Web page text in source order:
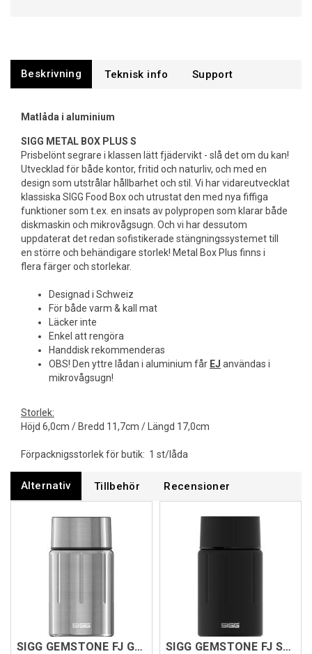
Beskrivning Support
Matlåda i aluminium
SIGG METAL BOX PLUS S
Prisbelönt segrare i klassen lätt fjädervikt - slå det om du kan!
Utvecklad för både kontor, fritid och naturliv, och med en
design som utstrålar hållbarhet och stil. Vi har vidareutvecklat
klassiska SIGG Food Box och utrustat den med nya fiffiga
funktioner som t.ex. en insats av polypropen som klarar både
diskmaskin och mikrovågsugn. Och vi har dessutom
uppdaterat det redan sofistikerade stängningssystemet till
en större och behändigare storlek! Metal Box Plus finns i
flera färger och storlekar.
Designad i Schweiz
För både varm & kall mat
Läcker inte
Enkel att rengöra
Handdisk rekommenderas
OBS! Den yttre lådan i aluminium får EJ användas i
mikrovågsugn!
Storlek:
Höjd 6,0cm / Bredd 11,7cm / Längd 17,0cm
Förpacknigsstorlek för butik: 1 st/låda
Alternativ Tillbehör Recensioner
SIGG GEMSTONE FJ Grå 0,75 L SIGG GEMSTONE FJ Svart 0,75 L